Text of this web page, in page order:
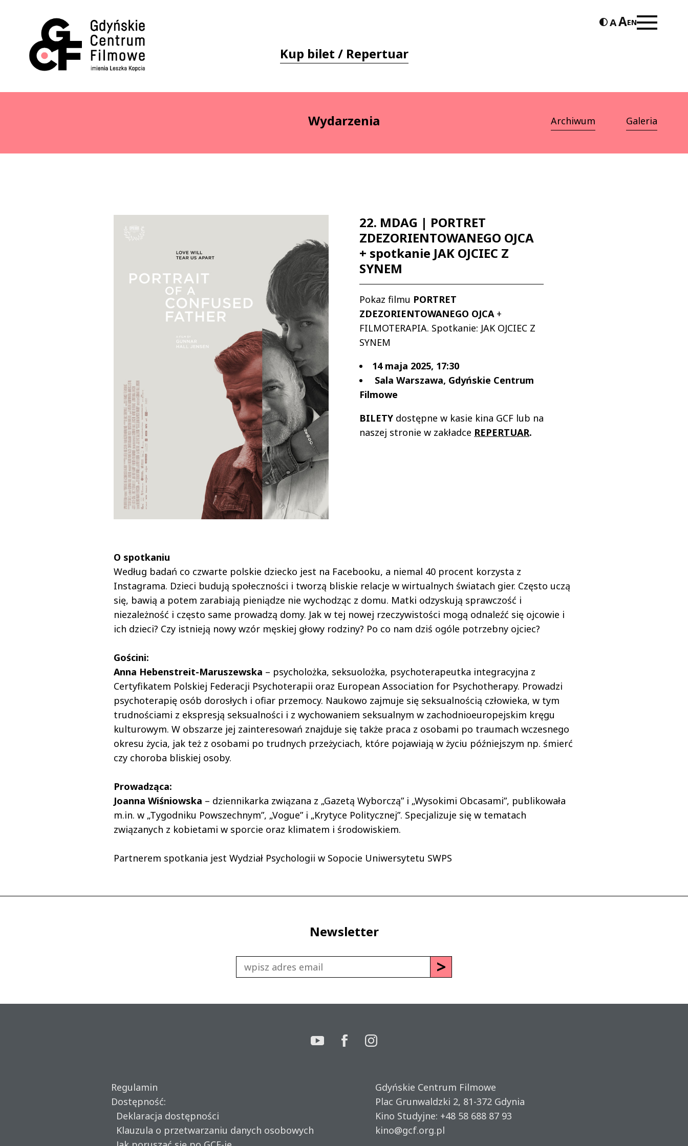
Kup bilet / Repertuar
EN
Wydarzenia Archiwum Galeria
22. MDAG | PORTRET
ZDEZORIENTOWANEGO OJCA
+ spotkanie JAK OJCIEC Z
SYNEM
Pokaz filmu PORTRET
ZDEZORIENTOWANEGO OJCA+
FILMOTERAPIA. Spotkanie: JAK OJCIEC Z
SYNEM
14 maja 2025, 17:30
Sala Warszawa, Gdyńskie Centrum
Filmowe
BILETY dostępne w kasie kina GCF lub na
naszej stronie w zakładce REPERTUAR.
O spotkaniu
Według badań co czwarte polskie dziecko jest na Facebooku, a niemal 40 procent korzysta z
Instagrama. Dzieci budują społeczności i tworzą bliskie relacje w wirtualnych światach gier. Często uczą
się, bawią a potem zarabiają pieniądze nie wychodząc z domu. Matki odzyskują sprawczość i
niezależność i często same prowadzą domy. Jak w tej nowej rzeczywistości mogą odnaleźć się ojcowie i
ich dzieci? Czy istnieją nowy wzór męskiej głowy rodziny? Po co nam dziś ogóle potrzebny ojciec?
Gościni:
Anna Hebenstreit-Maruszewska – psycholożka, seksuolożka, psychoterapeutka integracyjna z
Certyfikatem Polskiej Federacji Psychoterapii oraz European Association for Psychotherapy. Prowadzi
psychoterapię osób dorosłych i ofiar przemocy. Naukowo zajmuje się seksualnością człowieka, w tym
trudnościami z ekspresją seksualności i z wychowaniem seksualnym w zachodnioeuropejskim kręgu
kulturowym. W obszarze jej zainteresowań znajduje się także praca z osobami po traumach wczesnego
okresu życia, jak też z osobami po trudnych przeżyciach, które pojawiają w życiu późniejszym np. śmierć
czy choroba bliskiej osoby.
Prowadząca:
Joanna Wiśniowska – dziennikarka związana z „Gazetą Wyborczą” i „Wysokimi Obcasami”, publikowała
m.in. w „Tygodniku Powszechnym”, „Vogue” i „Krytyce Politycznej”. Specjalizuje się w tematach
związanych z kobietami w sporcie oraz klimatem i środowiskiem.
Partnerem spotkania jest Wydział Psychologii w Sopocie Uniwersytetu SWPS
Newsletter
Regulamin
Dostępność:
Deklaracja dostępności
Klauzula o przetwarzaniu danych osobowych
Gdyńskie Centrum Filmowe
Plac Grunwaldzki 2, 81-372 Gdynia
Kino Studyjne: +48 58 688 87 93
kino@gcf.org.pl